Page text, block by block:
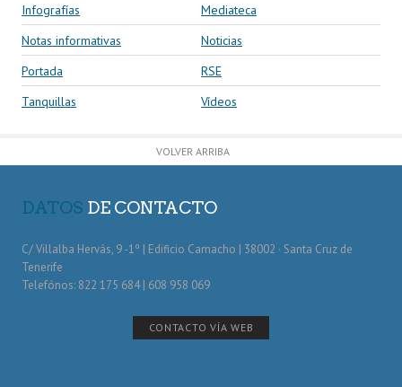
Infografías
Mediateca
Notas informativas
Noticias
Portada
RSE
Tanquillas
Vídeos
VOLVER ARRIBA
DATOS DE CONTACTO
C/ Villalba Hervás, 9 -1º | Edificio Camacho | 38002 · Santa Cruz de
Tenerife
Telefónos: 822 175 684 | 608 958 069
CONTACTO VÍA WEB